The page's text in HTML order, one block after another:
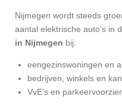
Nijmegen wordt steeds
aantal elektrische auto’s in
in Nijmegen bij:
eengezinswoningen en
bedrijven, winkels en
VvE’s en